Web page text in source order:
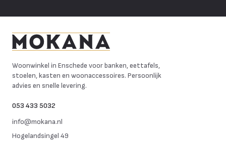
Woonwinkel in Enschede voor banken, eettafels,
stoelen, kasten en woonaccessoires. Persoonlijk
advies en snelle levering.
053 433 5032
info@mokana.nl
Hogelandsingel 49